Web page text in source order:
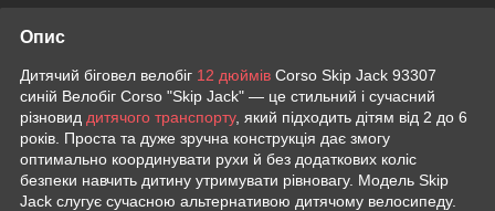
Опис
Дитячий біговел велобіг 12 дюймів Corso Skip Jack 93307
синій Велобіг Corso "Skip Jack" — це стильний і сучасний
різновид дитячого транспорту, який підходить дітям від 2 до 6
років. Проста та дуже зручна конструкція дає змогу
оптимально координувати рухи й без додаткових коліс
безпеки навчить дитину утримувати рівновагу. Модель Skip
Jack слугує сучасною альтернативою дитячому велосипеду.